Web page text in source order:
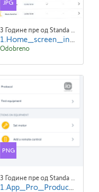
JPG
3 Године пре од Standa Blaha
1.Home_screen_initial_state-ENG.jpg
Odobreno
PNG
3 Године пре од Standa Blaha
1.App_Pro_Product_Details_EN_screen1.png